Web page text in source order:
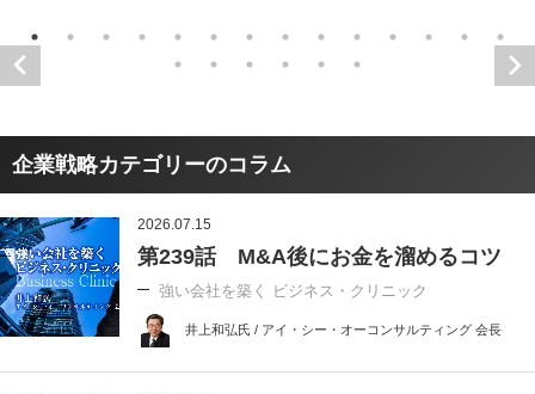
企業戦略カテゴリーのコラム
2026.07.15
第239話 M&A後にお金を溜めるコツ
強い会社を築く ビジネス・クリニック
井上和弘氏 / アイ・シー・オーコンサルティング 会長